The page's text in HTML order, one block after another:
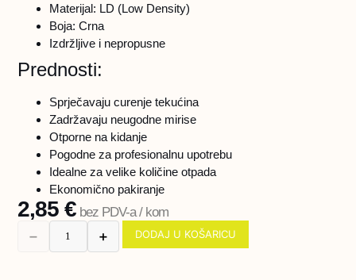
Materijal: LD (Low Density)
Boja: Crna
Izdržljive i nepropusne
Prednosti:
Sprječavaju curenje tekućina
Zadržavaju neugodne mirise
Otporne na kidanje
Pogodne za profesionalnu upotrebu
Idealne za velike količine otpada
Ekonomično pakiranje
2,85€ bez PDV-a / kom
➖ ➕ DODAJ U KOŠARICU